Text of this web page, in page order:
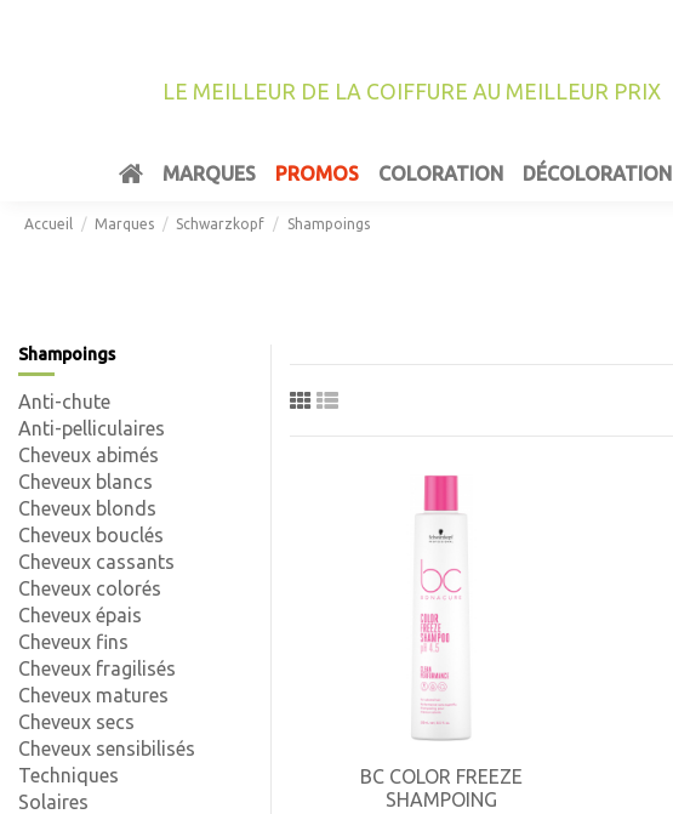
LE MEILLEUR DE LA COIFFURE AU MEILLEUR PRIX
MARQUES PROMOS COLORATION DÉCOLORATION
Accueil Marques Schwarzkopf Shampoings
BC COLOR FREEZE
SHAMPOING
Shampoings
Anti-chute
Anti-pelliculaires
Cheveux abimés
Cheveux blancs
Cheveux blonds
Cheveux bouclés
Cheveux cassants
Cheveux colorés
Cheveux épais
Cheveux fins
Cheveux fragilisés
Cheveux matures
Cheveux secs
Cheveux sensibilisés
Techniques
Solaires